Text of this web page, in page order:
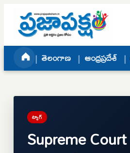
Skip to content
తెలంగాణ ఆంధ్రప్రదేశ్
ట్యాగ్
Supreme Court